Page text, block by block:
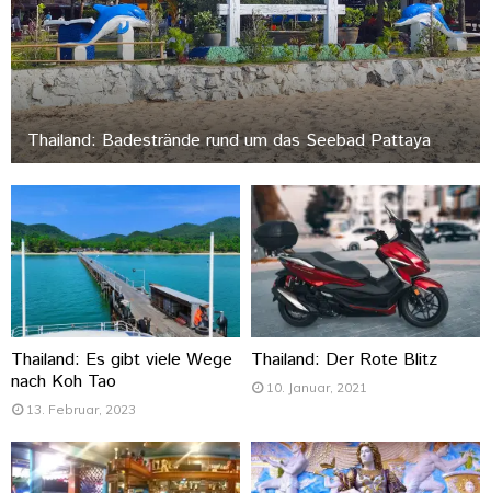
Thailand: Badestrände rund um das Seebad Pattaya
Thailand: Es gibt viele Wege
nach Koh Tao
13. Februar, 2023
Thailand: Der Rote Blitz
10. Januar, 2021